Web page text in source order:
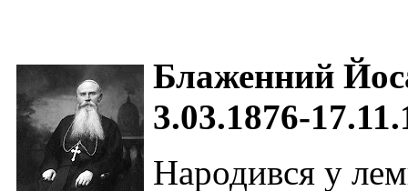
Блаженний
3.03.1876-
Народився у